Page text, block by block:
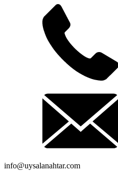
info@uysalanahtar.com